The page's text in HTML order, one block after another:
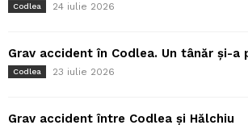
Codlea 24 iulie 2026
Grav accident în Codlea. Un tânăr și-a
Codlea 23 iulie 2026
Grav accident între Codlea și Hălchiu